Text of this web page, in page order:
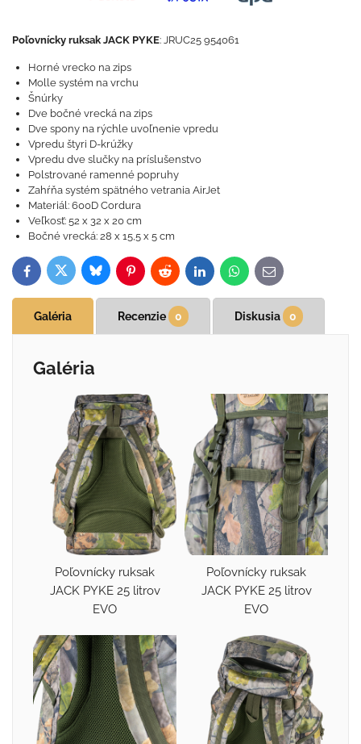
Poľovnícky ruksak JACK PYKE: JRUC25 954061
Horné vrecko na zips
Molle systém na vrchu
Šnúrky
Dve bočné vrecká na zips
Dve spony na rýchle uvoľnenie vpredu
Vpredu štyri D-krúžky
Vpredu dve slučky na príslušenstvo
Polstrované ramenné popruhy
Zahŕňa systém spätného vetrania AirJet
Materiál: 600D Cordura
Veľkosť: 52 x 32 x 20 cm
Bočné vrecká: 28 x 15,5 x 5 cm
FacebookTwitterBlueskyPinterestReddit LinkedInWhatsApp
E-
mail
Galéria Recenzie 0 Diskusia 0
Galéria
Poľovnícky ruksak
JACK PYKE 25 litrov
EVO
Poľovnícky ruksak
JACK PYKE 25 litrov
EVO